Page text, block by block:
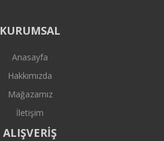
KURUMSAL
Anasayfa
Hakkımızda
Mağazamız
İletişim
ALIŞVERİŞ